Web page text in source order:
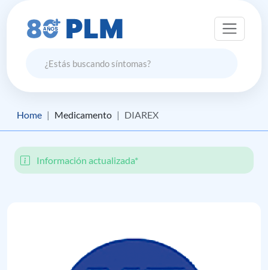
Home Medicamento DIAREX
Información actualizada*